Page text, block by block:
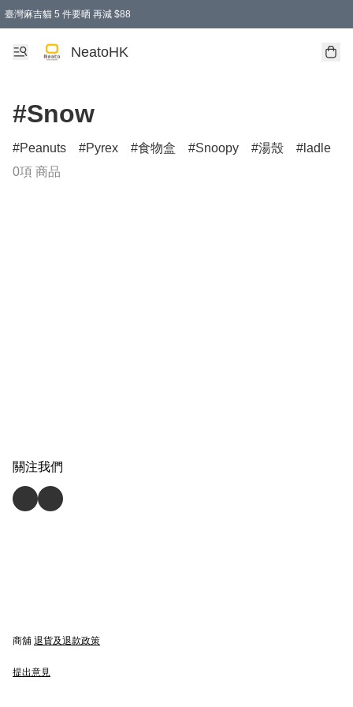
臺灣麻吉貓 5 件要晒 再減 $88
消費即享全單 95 折優惠！
購物滿 HKD 300.00即享免運費優惠！（適用於 特定的送貨方式 )
買麻吉貓廚具套裝免運費
寄送台灣運費滿HKD300 減 HKD50 優惠（不適用於儲物用品及傢俬）
NeatoHK
#Snow
Peanuts Pyrex 食物盒 Snoopy 湯殼 ladle
0項 商品
關注我們
商舖 退貨及退款政策
提出意見